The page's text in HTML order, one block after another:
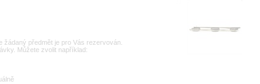
předmět je pro Vás rezervován.
Můžete zvolit například: